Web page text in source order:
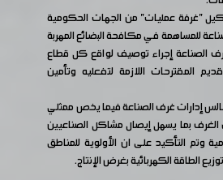
"غرفة عمليات" من الجهات الحكومية
للمساهمة في مكافحة البضائع المهربة
الصناعة إجراء توصيف لواقع كل قطاع
المقترحات اللازمة لتفعليه وتأمين
إدارات غرف الصناعة فيما يخص ممثلي
بما يسهل إيصال مشاكل الصناعيين
وتم التأكيد على ان الأولوية للمناطق
الطاقة الكهربائية بغرض الإنتاج.